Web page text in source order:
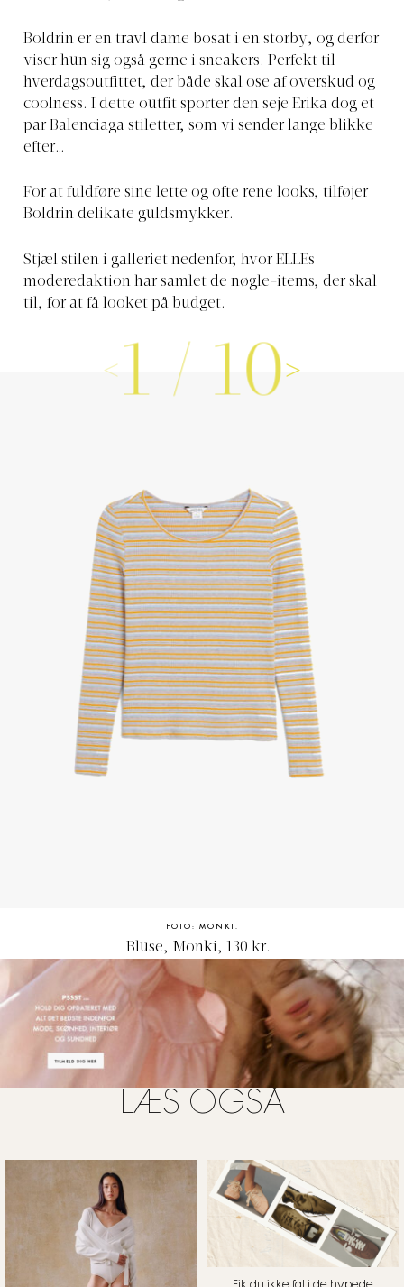
Boldrin er en travl dame bosat i en storby, og derfor
viser hun sig også gerne i sneakers. Perfekt til
hverdagsoutfittet, der både skal ose af overskud og
coolness. I dette outfit sporter den seje Erika dog et
par Balenciaga stiletter, som vi sender lange blikke
efter…
For at fuldføre sine lette og ofte rene looks, tilføjer
Boldrin delikate guldsmykker.
Stjæl stilen i galleriet nedenfor, hvor ELLEs
moderedaktion har samlet de nøgle-items, der skal
til, for at få looket på budget.
1 / 10
FOTO: MONKI.
Bluse
LÆS OGSÅ